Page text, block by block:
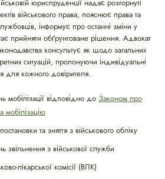
юриспруденції надає розгорнуті
військового права, пояснює права та
інформує про останні зміни у
прийняти обґрунтоване рішення. Адвокат
консультує як щодо загальних
ситуацій, пропонуючи індивідуальні
для кожного довірителя.
мобілізації відповідно до Законом про
мобілізацію
та зняття з військового обліку
звільнення з військової служби
лікарської комісії (ВЛК)